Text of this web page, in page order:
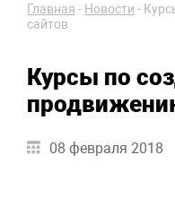
Главная - Новости -
сайтов
Курсы по
08 февраля 2018